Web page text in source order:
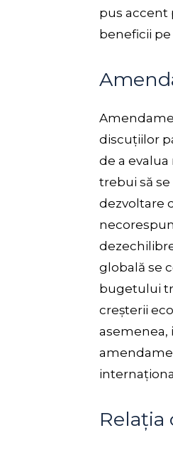
pus accent
beneficii
discuțiilor
de a
trebui să
dezvoltare
globală se
bugetului
creșterii
asemenea,
Relația